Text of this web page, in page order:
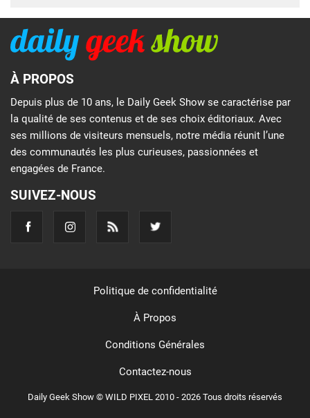
À PROPOS
Depuis plus de 10 ans, le Daily Geek Show se caractérise par
la qualité de ses contenus et de ses choix éditoriaux. Avec
ses millions de visiteurs mensuels, notre média réunit l’une
des communautés les plus curieuses, passionnées et
engagées de France.
SUIVEZ-NOUS
Daily Geek Show © WILD PIXEL 2010 - 2026 Tous droits réservés
Politique de confidentialité
À Propos
Conditions Générales
Contactez-nous